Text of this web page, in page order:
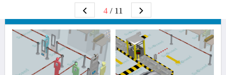
4/ 11